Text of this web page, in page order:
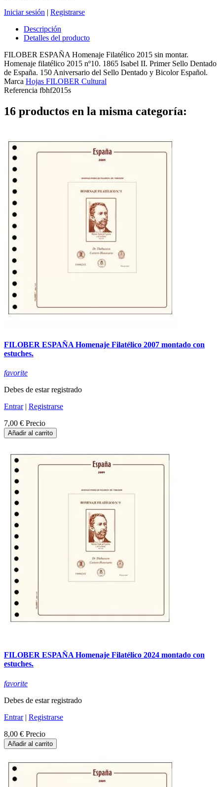
Iniciar sesión | Registrarse
Descripción
Detalles del producto
FILOBER ESPAÑA Homenaje Filatélico 2015 sin montar.
Homenaje filatélico 2015 nº10. 1865 Isabel II. Primer Sello Dentado
de España. 150 Aniversario del Sello Dentado y Bicolor Español.
Marca Hojas FILOBER Cultural
Referencia fbhf2015s
16 productos en la misma categoría:
FILOBER ESPAÑA Homenaje Filatélico 2007 montado con
estuches.
favorite
Debes de estar registrado
Entrar| Registrarse
7,00 € Precio
Añadir al carrito
FILOBER ESPAÑA Homenaje Filatélico 2024 montado con
estuches.
favorite
Debes de estar registrado
Entrar| Registrarse
8,00 € Precio
Añadir al carrito